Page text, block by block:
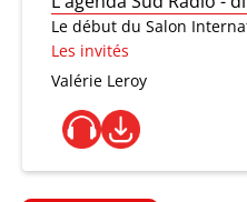
Le début du Salon
Les invités
Valérie Leroy